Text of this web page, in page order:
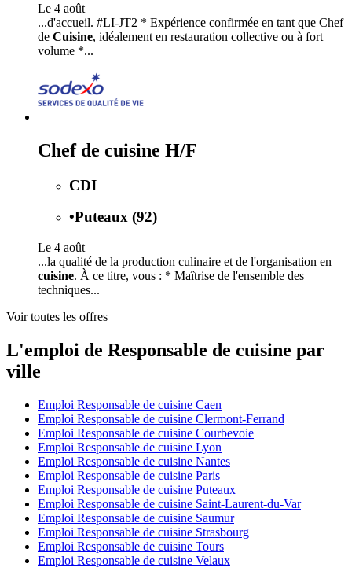
Le 4 août
...d'accueil. #LI-JT2 * Expérience confirmée en tant que Chef
de Cuisine, idéalement en restauration collective ou à fort
volume *...
Chef de cuisine H/F
CDI
•Puteaux (92)
Le 4 août
...la qualité de la production culinaire et de l'organisation en
cuisine. À ce titre, vous : * Maîtrise de l'ensemble des
techniques...
Voir toutes les offres
L'emploi de Responsable de cuisine par
ville
Emploi Responsable de cuisine Caen
Emploi Responsable de cuisine Clermont-Ferrand
Emploi Responsable de cuisine Courbevoie
Emploi Responsable de cuisine Lyon
Emploi Responsable de cuisine Nantes
Emploi Responsable de cuisine Paris
Emploi Responsable de cuisine Puteaux
Emploi Responsable de cuisine Saint-Laurent-du-Var
Emploi Responsable de cuisine Saumur
Emploi Responsable de cuisine Strasbourg
Emploi Responsable de cuisine Tours
Emploi Responsable de cuisine Velaux